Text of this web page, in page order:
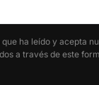
ha leído y acepta
a través de este